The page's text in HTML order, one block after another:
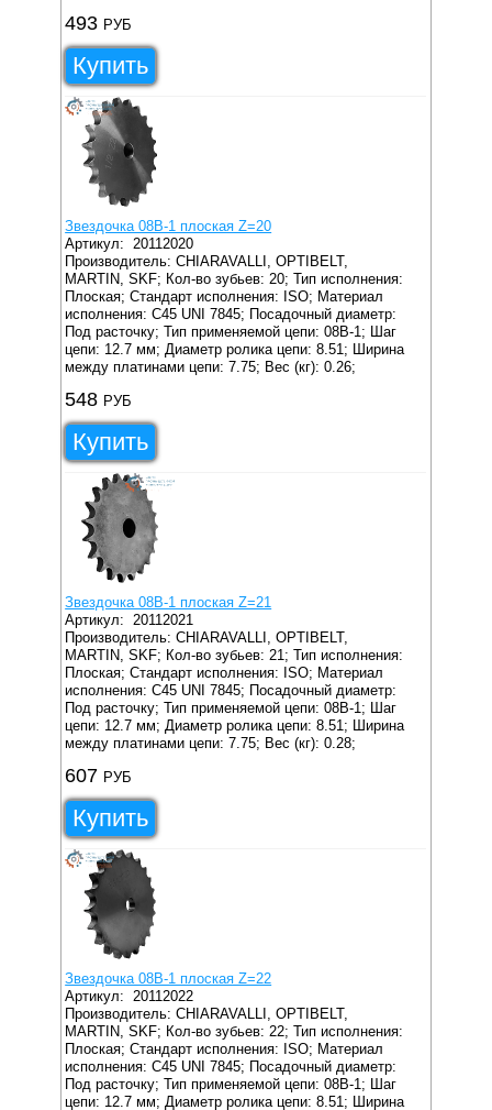
493 РУБ
Купить
Звездочка 08B-1 плоская Z=20
Артикул: 20112020
Производитель: CHIARAVALLI, OPTIBELT,
MARTIN, SKF; Кол-во зубьев: 20; Тип исполнения:
Плоская; Стандарт исполнения: ISO; Материал
исполнения: C45 UNI 7845; Посадочный диаметр:
Под расточку; Тип применяемой цепи: 08B-1;
Шаг
цепи: 12.7 мм; Диаметр ролика цепи: 8.51;
Ширина
между платинами цепи: 7.75; Вес (кг): 0.26;
548 РУБ
Купить
Звездочка 08B-1 плоская Z=21
Артикул: 20112021
Производитель: CHIARAVALLI, OPTIBELT,
MARTIN, SKF; Кол-во зубьев: 21; Тип исполнения:
Плоская; Стандарт исполнения: ISO; Материал
исполнения: C45 UNI 7845; Посадочный диаметр:
Под расточку; Тип применяемой цепи: 08B-1;
Шаг
цепи: 12.7 мм; Диаметр ролика цепи: 8.51;
Ширина
между платинами цепи: 7.75; Вес (кг): 0.28;
607 РУБ
Купить
Звездочка 08B-1 плоская Z=22
Артикул: 20112022
Производитель: CHIARAVALLI, OPTIBELT,
MARTIN, SKF; Кол-во зубьев: 22; Тип исполнения:
Плоская; Стандарт исполнения: ISO; Материал
исполнения: C45 UNI 7845; Посадочный диаметр:
Под расточку; Тип применяемой цепи: 08B-1;
Шаг
цепи: 12.7 мм; Диаметр ролика цепи: 8.51; Ширина